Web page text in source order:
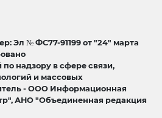
Эл № ФС77-91199 от "24" марта
надзору в сфере связи,
и массовых
- ООО Информационная
АНО "Объединенная редакция